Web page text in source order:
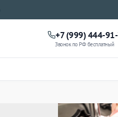
+7 (999) 444-
Звонок по РФ бесплатный